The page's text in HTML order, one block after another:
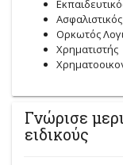
Ορκωτός
Χρηματιστής
Γνώρισε
ειδικούς